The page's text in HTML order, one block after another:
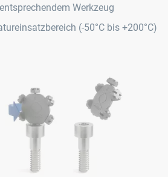
Werkzeug
(-50°C bis +200°C)